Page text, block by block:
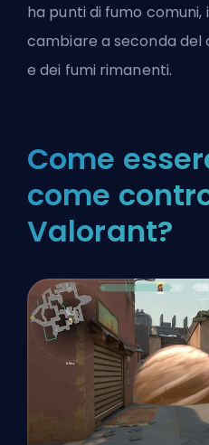
ha punti di fumo
cambiare a seconda
e dei fumi rimanenti.
Come
come
Valorant?